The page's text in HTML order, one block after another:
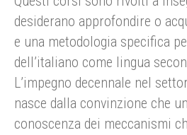
desiderano approfondire o
e una metodologia specifica
dell’italiano come lingua
L’impegno decennale nel
nasce dalla convinzione che
conoscenza dei meccanismi